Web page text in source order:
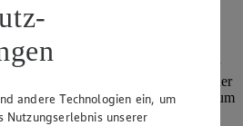
Rum-Genuss
die eigenen Vorlieben über
auf Eis oder Pur entscheidet der
allerdings sinnvoll, hochwertigen Rum
zu verkosten.
andere Technologien ein, um
Nutzungserlebnis unserer